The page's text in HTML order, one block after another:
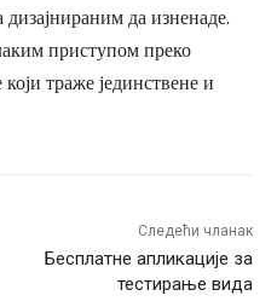
да изненаде.
приступом преко
траже јединствене и
Следећи чланак
Бесплатне апликације за
тестирање вида